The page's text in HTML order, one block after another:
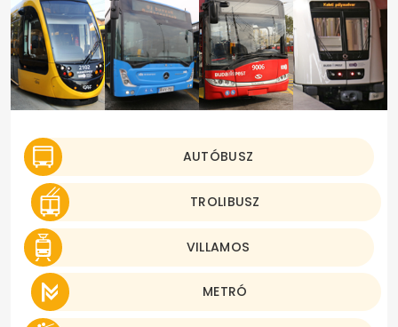
AUTÓBUSZ
TROLIBUSZ
VILLAMOS
METRÓ